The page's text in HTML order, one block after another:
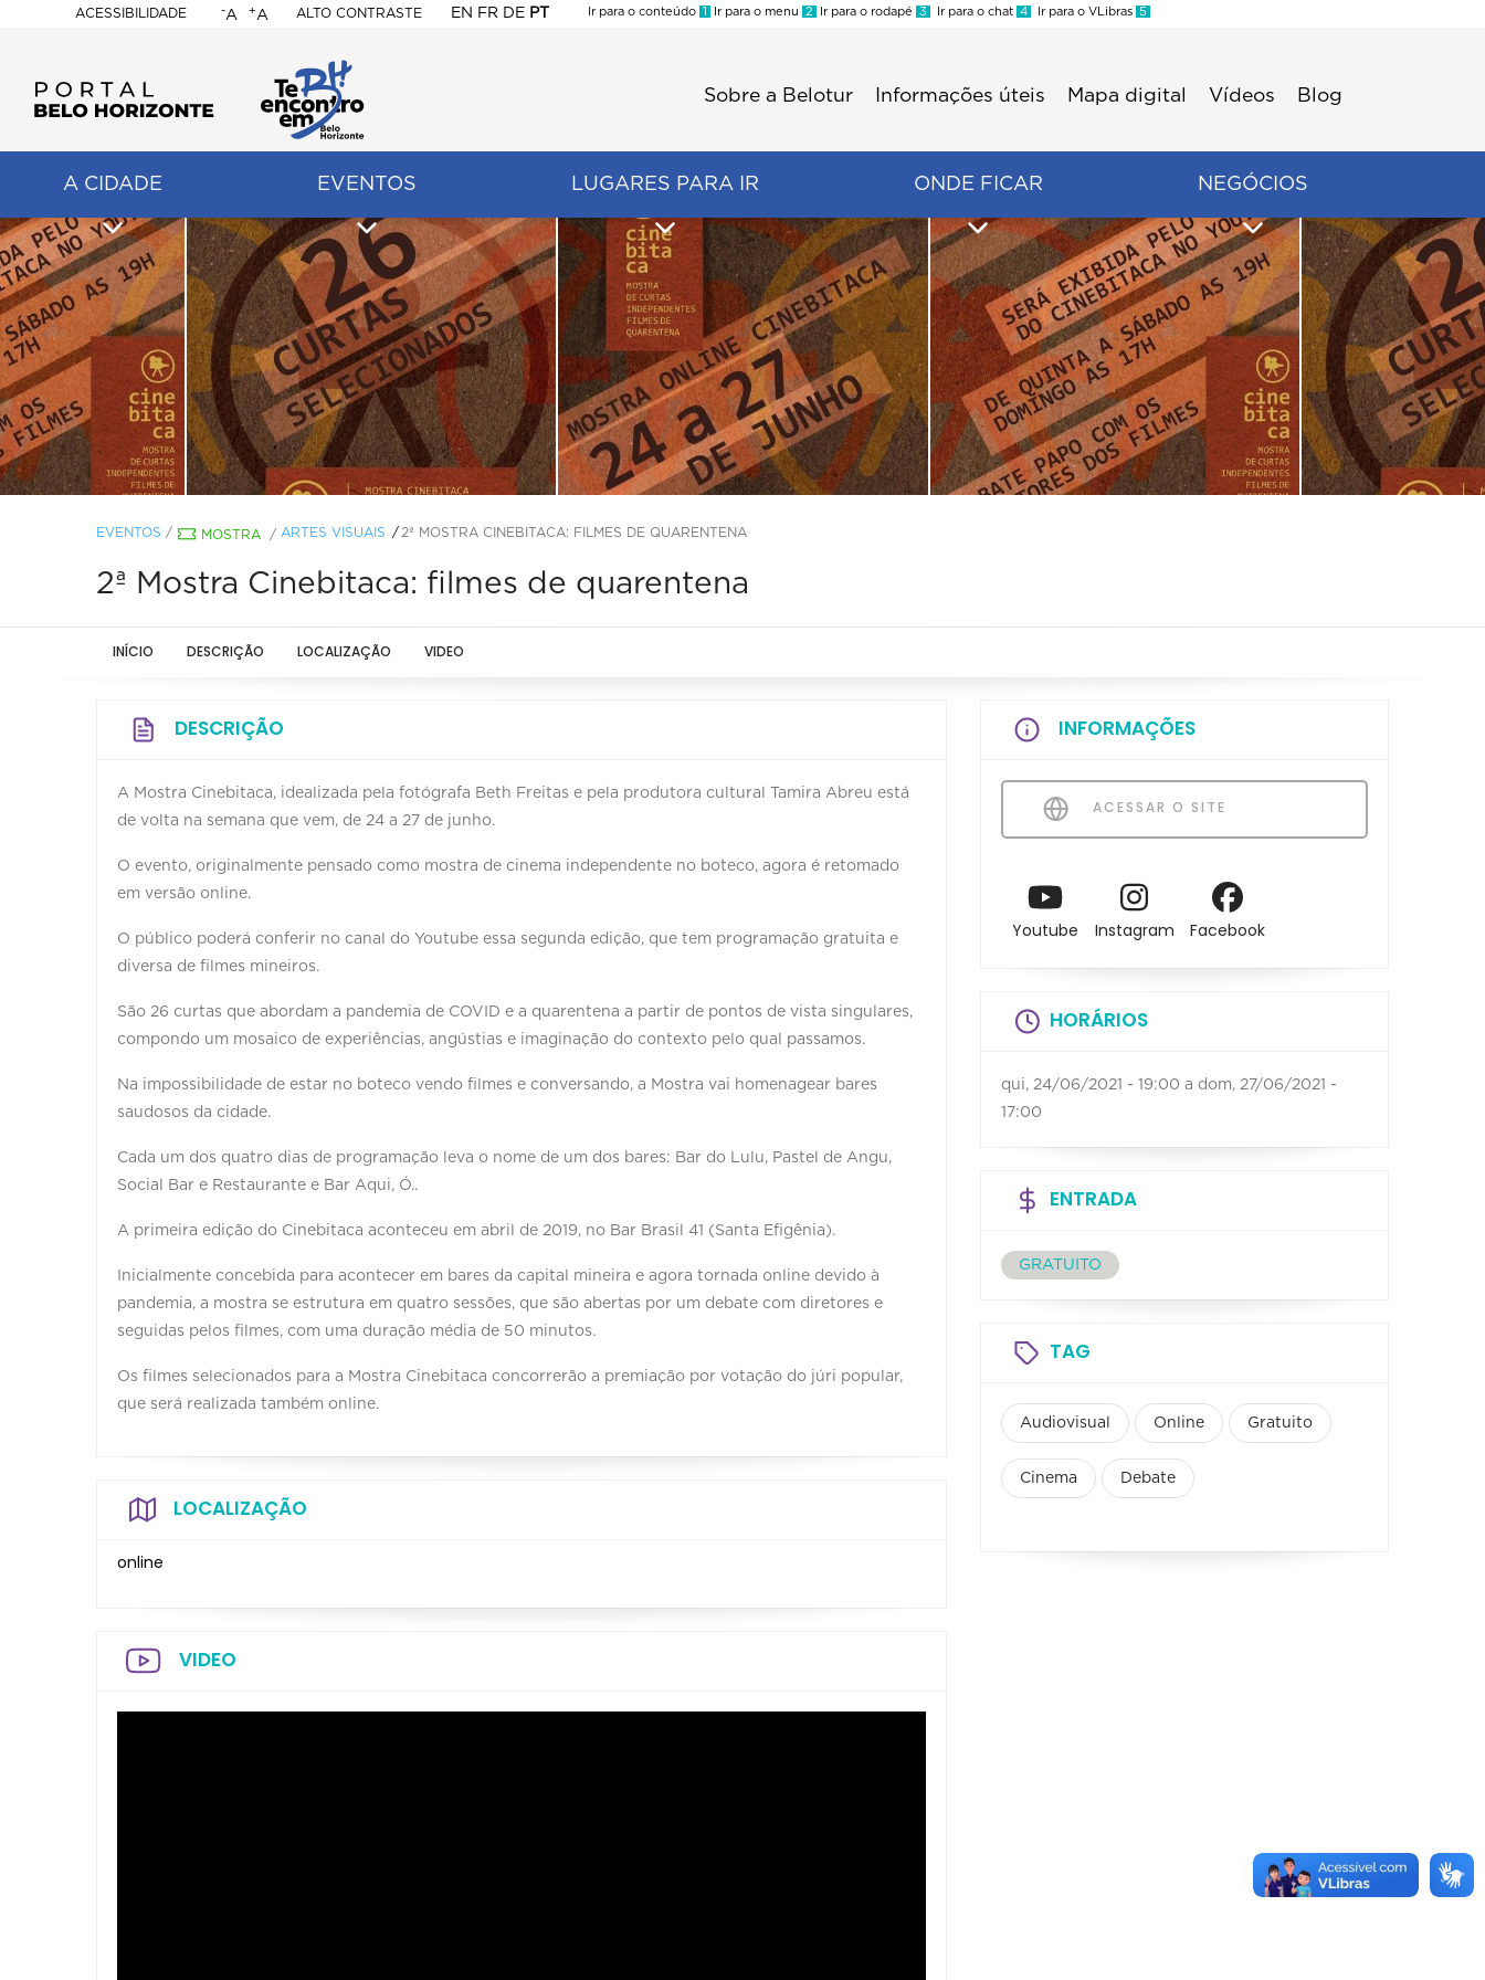
ACESSIBILIDADE
BELO
HORIZONTE
-A +A ALTO CONTRASTE EN FR DE PT
Ir para o conteúdo 1 Ir para o menu 2 Ir para o rodapé 3 Ir para o chat 4 Ir para o VLibras 5
Sobre a Belotur Informações úteis Mapa digital Vídeos Blog
A CIDADE EVENTOS LUGARES PARA IR ONDE FICAR NEGÓCIOS
EVENTOS / MOSTRA / ARTES VISUAIS 2ª MOSTRA CINEBITACA: FILMES DE QUARENTENA
2ª Mostra Cinebitaca: filmes de quarentena
INÍCIO DESCRIÇÃO LOCALIZAÇÃO VIDEO
DESCRIÇÃO
A Mostra Cinebitaca, idealizada pela fotógrafa Beth Freitas e pela produtora cultural Tamira Abreu está
de volta na semana que vem, de 24 a 27 de junho.
O evento, originalmente pensado como mostra de cinema independente no boteco, agora é retomado
em versão online.
O público poderá conferir no canal do Youtube essa segunda edição, que tem programação gratuita e
diversa de filmes mineiros.
São 26 curtas que abordam a pandemia de COVID e a quarentena a partir de pontos de vista singulares,
compondo um mosaico de experiências, angústias e imaginação do contexto pelo qual passamos.
Na impossibilidade de estar no boteco vendo filmes e conversando, a Mostra vai homenagear bares
saudosos da cidade.
Cada um dos quatro dias de programação leva o nome de um dos bares: Bar do Lulu, Pastel de Angu,
Social Bar e Restaurante e Bar Aqui, Ó..
A primeira edição do Cinebitaca aconteceu em abril de 2019, no Bar Brasil 41 (Santa Efigênia).
Inicialmente concebida para acontecer em bares da capital mineira e agora tornada online devido à
pandemia, a mostra se estrutura em quatro sessões, que são abertas por um debate com diretores e
seguidas pelos filmes, com uma duração média de 50 minutos.
Os filmes selecionados para a Mostra Cinebitaca concorrerão a premiação por votação do júri popular,
que será realizada também online.
LOCALIZAÇÃO
online
VIDEO
INFORMAÇÕES
ACESSAR O SITE
Youtube Instagram Facebook
HORÁRIOS
qui, 24/06/2021 - 19:00 a dom, 27/06/2021 -
17:00
ENTRADA
GRATUITO
TAG
Audiovisual Online Gratuito
Cinema Debate